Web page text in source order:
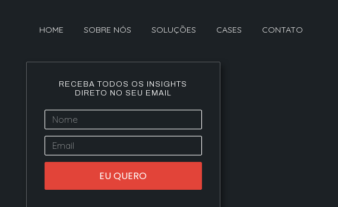
HOME SOBRE NÓS SOLUÇÕES CASES CONTATO
RECEBA TODOS OS INSIGHTS
DIRETO NO SEU EMAIL
EU QUERO